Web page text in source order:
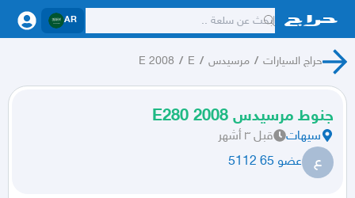
AR
حراج السيارات / مرسيدس /
E
/
E 2008
جنوط مرسيدس 2008 E280
سيهات قبل ٣ أشهر
ع عضو 65 5112